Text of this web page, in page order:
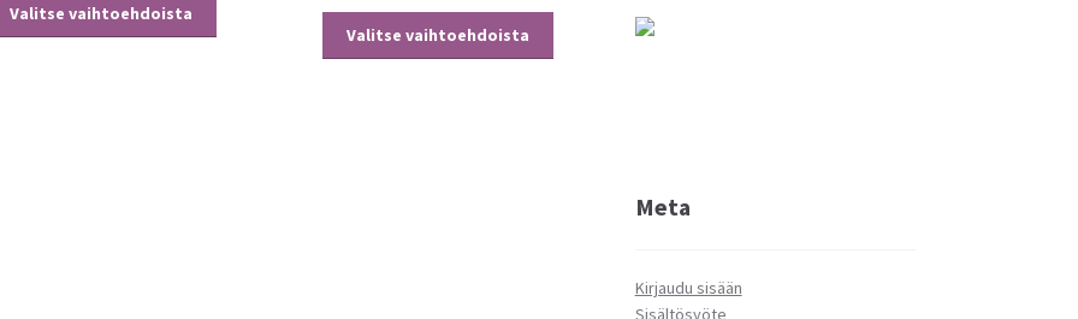
Valitse vaihtoehdoista
Valitse vaihtoehdoista
Meta
Kirjaudu sisään
Sisältösyöte